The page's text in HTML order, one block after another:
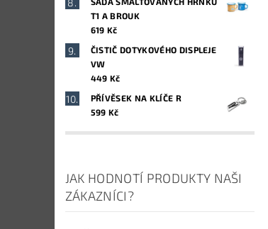
T1 A BROUK
619 Kč
ČISTIČ DOTYKOVÉHO DISPLEJE
VW
449 Kč
PŘÍVĚSEK NA KLÍČE R
599 Kč
JAK HODNOTÍ PRODUKTY NAŠI
ZÁKAZNÍCI?